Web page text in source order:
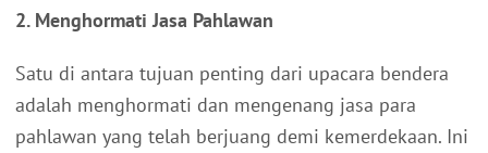
2. Menghormati Jasa Pahlawan
Satu di antara tujuan penting dari upacara bendera
adalah menghormati dan mengenang jasa para
pahlawan yang telah berjuang demi kemerdekaan. Ini